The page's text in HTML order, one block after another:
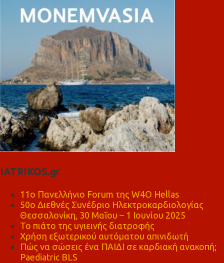
IATRIKOS.gr
11ο Πανελλήνιο Forum της W4O Hellas
50ο Διεθνές Συνέδριο Ηλεκτροκαρδιολογίας
Θεσσαλονίκη, 30 Μαΐου – 1 Ιουνίου 2025
Το πιάτο της υγιεινής διατροφής
Χρήση εξωτερικού αυτόματου απινιδωτή
Πώς να σώσεις ένα ΠΑΙΔΙ σε καρδιακή ανακοπή;
Paediatric BLS